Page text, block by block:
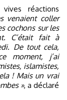
réactions
venaient coller
cochons sur les
C’était fait à
De tout cela,
moment, j’ai
islamistes,
! Mais un vrai
», a déclaré